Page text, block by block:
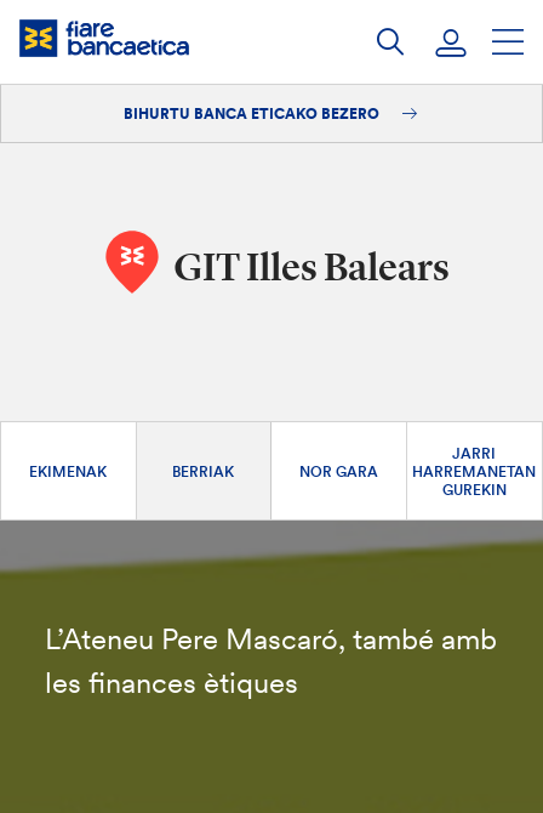
Pasatu
edukia
BIHURTU BANCA ETICAKO BEZERO
GIT Illes Balears
EKIMENAK BERRIAK NOR GARA
JARRI
HARREMANETAN
GUREKIN
L’Ateneu Pere Mascaró, també amb
les finances ètiques